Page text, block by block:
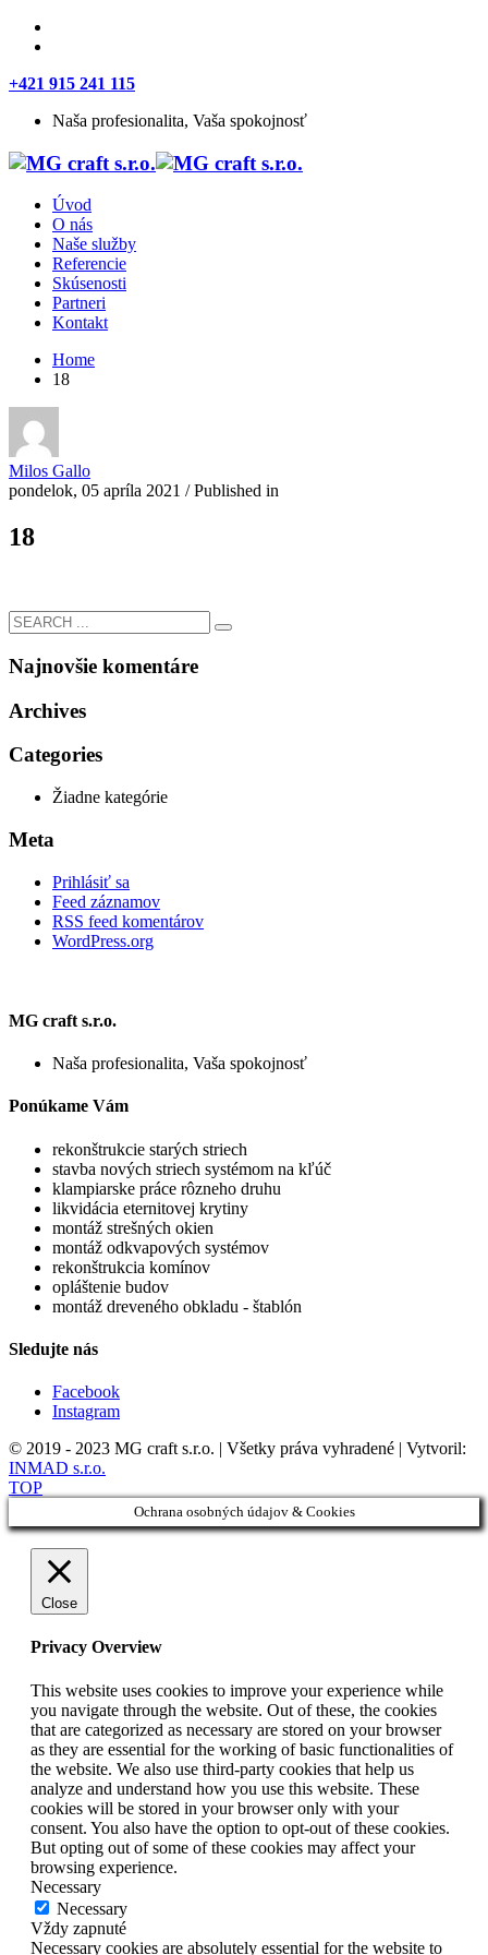
+421 915 241 115
Naša profesionalita, Vaša spokojnosť
Úvod
O nás
Naše služby
Referencie
Skúsenosti
Partneri
Kontakt
Home
18
Milos Gallo
pondelok, 05 apríla 2021 /Published in
18
Najnovšie komentáre
Archives
Categories
Žiadne kategórie
Meta
Prihlásiť sa
Feed záznamov
RSS feed komentárov
WordPress.org
MG craft s.r.o.
Naša profesionalita, Vaša spokojnosť
Ponúkame Vám
rekonštrukcie starých striech
stavba nových striech systémom na kľúč
klampiarske práce rôzneho druhu
likvidácia eternitovej krytiny
montáž strešných okien
montáž odkvapových systémov
rekonštrukcia komínov
opláštenie budov
montáž dreveného obkladu - štablón
Sledujte nás
Facebook
Instagram
© 2019 - 2023 MG craft s.r.o. | Všetky práva vyhradené | Vytvoril:
INMAD s.r.o.
TOP
Ochrana osobných údajov & Cookies
Close
Privacy Overview
This website uses cookies to improve your experience while
you navigate through the website. Out of these, the cookies
that are categorized as necessary are stored on your browser
as they are essential for the working of basic functionalities of
the website. We also use third-party cookies that help us
analyze and understand how you use this website. These
cookies will be stored in your browser only with your
consent. You also have the option to opt-out of these cookies.
But opting out of some of these cookies may affect your
browsing experience.
Necessary
Necessary
Vždy zapnuté
Necessary cookies are absolutely essential for the website to